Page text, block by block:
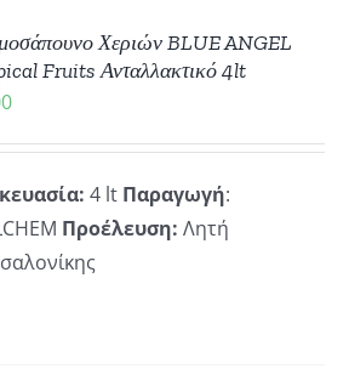
Χεριών BLUE ANGEL
Fruits Ανταλλακτικό 4lt
4 lt Παραγωγή:
Προέλευση: Λητή